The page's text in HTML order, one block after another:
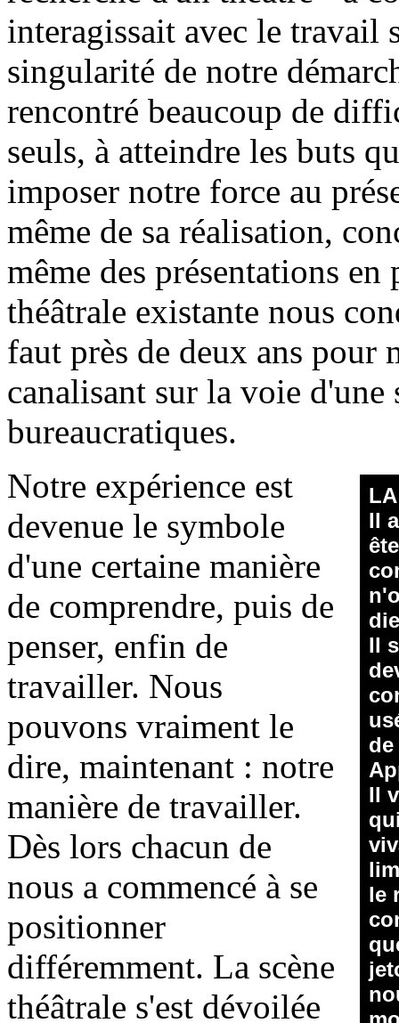
interagissait avec le travail
singularité de notre
rencontré beaucoup de
seuls, à atteindre les buts
imposer notre force au
même de sa réalisation,
même des présentations
théâtrale existante nous
faut près de deux ans pour
canalisant sur la voie d'une
bureaucratiques.
Il
Il
Il
le
Notre expérience est
devenue le symbole
d'une certaine manière
de comprendre, puis de
penser, enfin de
travailler. Nous
pouvons vraiment le
dire, maintenant : notre
manière de travailler.
Dès lors chacun de
nous a commencé à se
positionner
différemment. La scène
théâtrale s'est dévoilée